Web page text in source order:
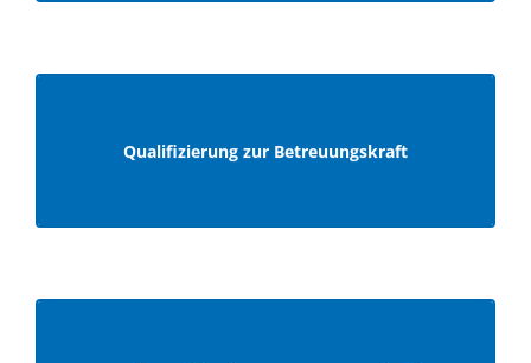
Qualifizierung zur Betreuungskraft
zur